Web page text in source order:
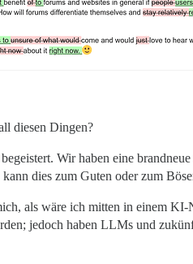
diesen Dingen?
Wir haben eine
dies zum Guten oder zum
als wäre ich mitten in einem
jedoch haben LLMs und